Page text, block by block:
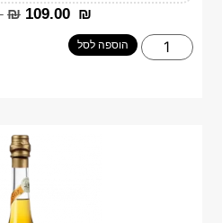
₪ ‎109.00 ₪
הוספה לסל